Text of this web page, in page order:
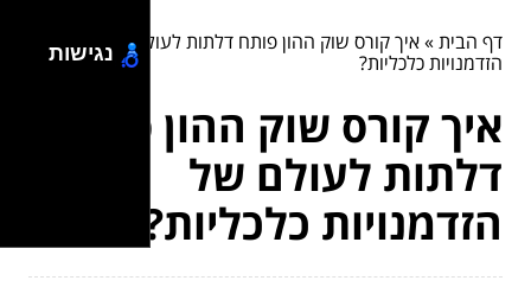
דף הבית»איך קורס שוק ההון פותח דלתות לעולם של
הזדמנויות כלכליות?
איך קורס שוק ההון פותח
דלתות לעולם של
הזדמנויות כלכליות?
נגישות